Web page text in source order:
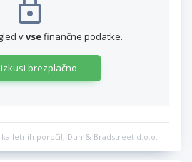
vvsefinančne podatke.
brezplačno
letnih poročil, Dun & Bradstreet d.o.o.